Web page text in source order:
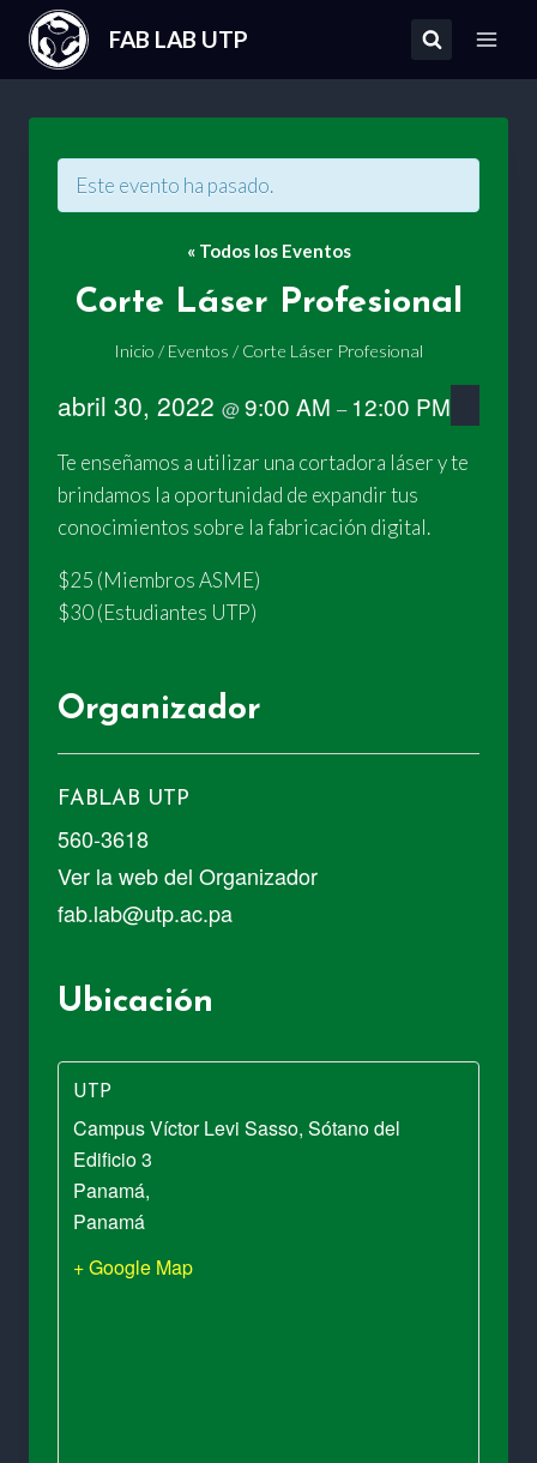
Saltar
contenido
FAB LAB UTP
Este evento ha pasado.
« Todos los Eventos
Corte Láser Profesional
Inicio / Eventos / Corte Láser Profesional
abril 30, 2022 @9:00 AM – 12:00 PM
Te enseñamos a utilizar una cortadora láser y te
brindamos la oportunidad de expandir tus
conocimientos sobre la fabricación digital.
$25 (Miembros ASME)
$30 (Estudiantes UTP)
Organizador
FABLAB UTP
560-3618
Ver la web del Organizador
fab.lab@utp.ac.pa
Ubicación
UTP
Campus Víctor Levi Sasso, Sótano del
Edificio 3
Panamá,
Panamá
+ Google Map